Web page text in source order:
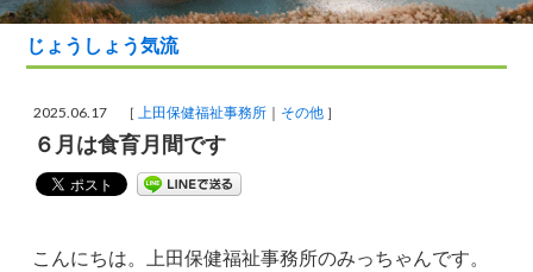
o
じょうしょう気流
2025.06.17 ［ 上田保健福祉事務所 その他 ］
６月は食育月間です
こんにちは。上田保健福祉事務所のみっちゃんです。